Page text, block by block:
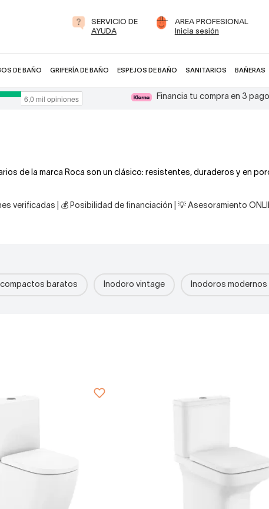
SERVICIO DE
AYUDA
AREA PROFESIONAL
Inicia sesión
DE BAÑO GRIFERÍA DE BAÑO ESPEJOS DE BAÑO SANITARIOS BAÑERAS
Financia tu compra en 3
de la marca Roca son un clásico: resistentes, duraderos y en
verificadas | 💰 Posibilidad de financiación | 💡 Asesoramiento
baratos Inodoro vintage Inodoros